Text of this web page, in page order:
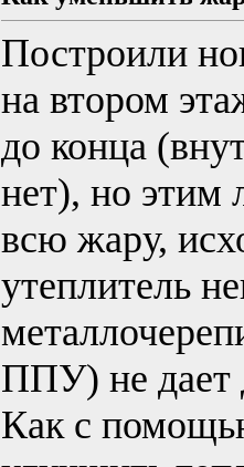
Построили
на втором
до конца
нет), но этим
всю жару,
утеплитель
ППУ) не дает
Как с